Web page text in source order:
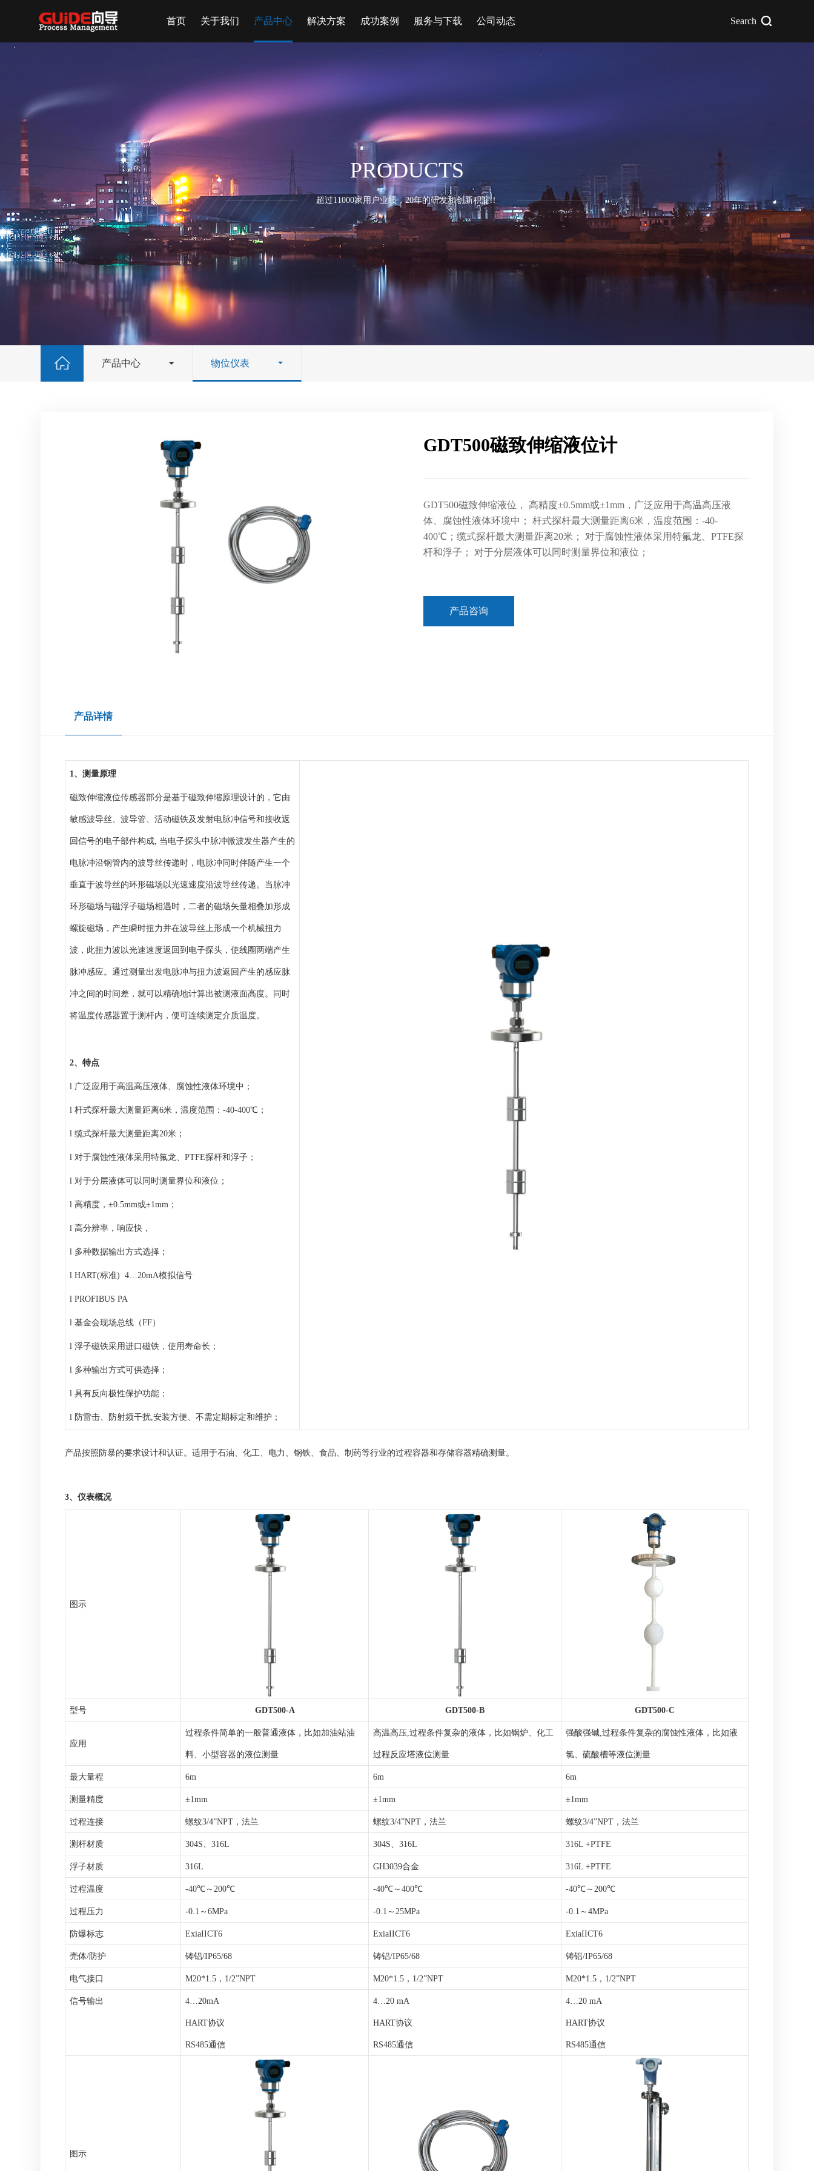
首页 关于我们 产品中心 解决方案 成功案例 服务与下载 公司动态 Search
PRODUCTS
超过11000家用户业绩，20年的研发和创新积淀！
产品中心 物位仪表
GDT500磁致伸缩液位计
GDT500磁致伸缩液位， 高精度±0.5mm或±1mm，广泛应用于高温高压液
体、腐蚀性液体环境中； 杆式探杆最大测量距离6米，温度范围：-40-
400℃；缆式探杆最大测量距离20米； 对于腐蚀性液体采用特氟龙、PTFE探
杆和浮子； 对于分层液体可以同时测量界位和液位；
产品咨询
产品详情
1、测量原理
磁致伸缩液位传感器部分是基于磁致伸缩原理设计的，它由
敏感波导丝、波导管、活动磁铁及发射电脉冲信号和接收返
回信号的电子部件构成, 当电子探头中脉冲微波发生器产生的
电脉冲沿钢管内的波导丝传递时，电脉冲同时伴随产生一个
垂直于波导丝的环形磁场以光速速度沿波导丝传递。当脉冲
环形磁场与磁浮子磁场相遇时，二者的磁场矢量相叠加形成
螺旋磁场，产生瞬时扭力并在波导丝上形成一个机械扭力
波，此扭力波以光速速度返回到电子探头，使线圈两端产生
脉冲感应。通过测量出发电脉冲与扭力波返回产生的感应脉
冲之间的时间差，就可以精确地计算出被测液面高度。同时
将温度传感器置于测杆内，便可连续测定介质温度。
2、特点
l 广泛应用于高温高压液体、腐蚀性液体环境中；
l杆式探杆最大测量距离6米，温度范围：-40-400℃；
l缆式探杆最大测量距离20米；
l对于腐蚀性液体采用特氟龙、PTFE探杆和浮子；
l对于分层液体可以同时测量界位和液位；
l高精度 ，±0.5mm或±1mm；
l高分辨率 ，响应快 ，
l 多种数据输出方式选择；
lHART(标准) 4…20mA模拟信号
lPROFIBUS PA
l基金会现场总线（FF）
l浮子磁铁采用进口磁铁，使用寿命长 ；
l 多种输出方式可供选择 ；
l具有反向极性保护功能 ；
l 防雷击、防射频干扰,安装方便、不需定期标定和维护 ；
产品按照防暴的要求设计和认证。适用于石油、化工、电力、钢铁、食品、制药等行业的过程容器和存储容器精确测量。
3、仪表概况
图示
型号 GDT500-A GDT500-B GDT500-C
应用
过程条件简单的一般普通液体，比如加油站油
料、小型容器的液位测量
高温高压,过程条件复杂的液体，比如锅炉、化工
过程反应塔液位测量
强酸强碱,过程条件复杂的腐蚀性液体，比如液
氯、硫酸槽等液位测量
最大量程 6m 6m 6m
测量精度 ±1mm ±1mm ±1mm
过程连接 螺纹3/4”NPT，法兰 螺纹3/4”NPT，法兰 螺纹3/4”NPT，法兰
测杆材质 304S、316L 304S、316L 316L +PTFE
浮子材质 316L GH3039合金 316L +PTFE
过程温度 -40℃～200℃ -40℃～400℃ -40℃～200℃
过程压力 -0.1～6MPa -0.1～25MPa -0.1～4MPa
防爆标志 ExiaIICT6 ExiaIICT6 ExiaIICT6
壳体/防护 铸铝/IP65/68 铸铝/IP65/68 铸铝/IP65/68
电气接口 M20*1.5，1/2”NPT M20*1.5，1/2”NPT M20*1.5，1/2”NPT
信号输出 4…20mA
HART协议
RS485通信
4…20 mA
HART协议
RS485通信
4…20 mA
HART协议
RS485通信
图示